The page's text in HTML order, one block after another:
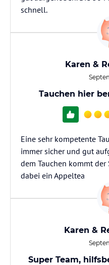
schnell.
Karen &
Tauchen hier
Eine sehr kompetente
immer sicher und gut
dem Tauchen kommt
dabei ein Appeltea
Karen &
Super Team,